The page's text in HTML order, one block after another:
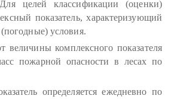
целей классификации (оценки)
показатель, характеризующий
условия.
величины комплексного показателя
пожарной опасности в лесах по
определяется ежедневно по